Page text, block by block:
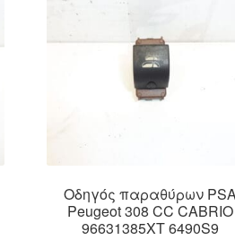
Οδηγός παραθύρων
Peugeot 308 CC CABRIO
96631385XT 6490S9